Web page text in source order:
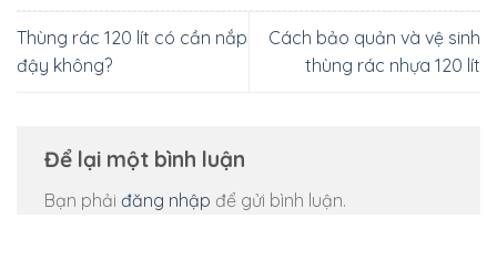
Thùng rác 120 lít có cần nắp
đậy không?
Cách bảo quản và vệ sinh
thùng rác nhựa 120 lít
Để lại một bình luận
Bạn phải đăng nhập để gửi bình luận.